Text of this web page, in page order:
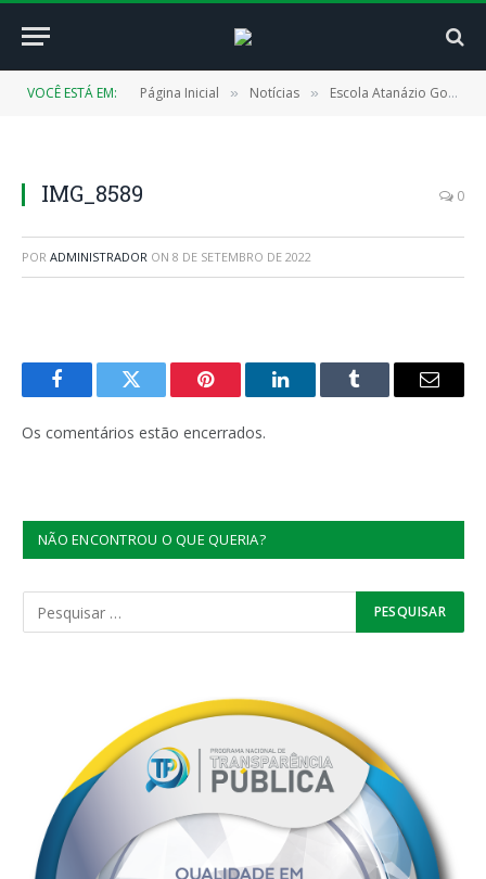
VOCÊ ESTÁ EM: Página Inicial » Notícias » Escola Atanázio Gonçalves é reformada e reinaugurada pelo Prefeitura de Cachoeira do Piriá
IMG_8589 0
POR ADMINISTRADOR ON 8 DE SETEMBRO DE 2022
FacebookTwitter Pinterest LinkedInTumblr
E-
Os comentários estão encerrados.
NÃO ENCONTROU O QUE QUERIA?